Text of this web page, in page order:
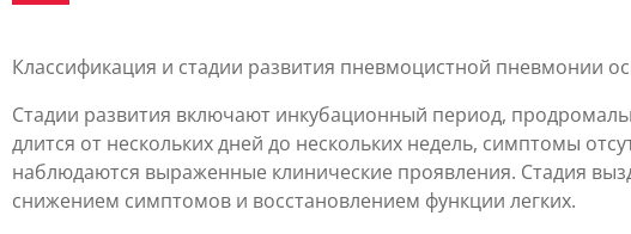
Классификация и стадии развития пневмоцистной пневмонии
Стадии развития включают инкубационный период,
длится от нескольких дней до нескольких недель, симптомы
наблюдаются выраженные клинические проявления. Стадия
снижением симптомов и восстановлением функции легких.